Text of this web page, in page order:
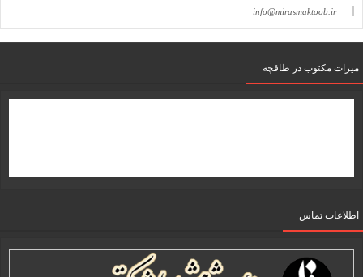
info@mirasmaktoob.ir
میرات مکتوب در طاقچه
اطلاعات تماس